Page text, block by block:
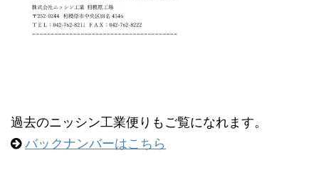
過去のニッシン工業便りもご覧になれます。
バックナンバーはこちら